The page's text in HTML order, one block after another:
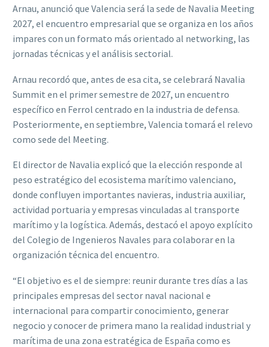
Arnau, anunció que Valencia será la sede de Navalia Meeting
2027, el encuentro empresarial que se organiza en los años
impares con un formato más orientado al networking, las
jornadas técnicas y el análisis sectorial.
Arnau recordó que, antes de esa cita, se celebrará Navalia
Summit en el primer semestre de 2027, un encuentro
específico en Ferrol centrado en la industria de defensa.
Posteriormente, en septiembre, Valencia tomará el relevo
como sede del Meeting.
El director de Navalia explicó que la elección responde al
peso estratégico del ecosistema marítimo valenciano,
donde confluyen importantes navieras, industria auxiliar,
actividad portuaria y empresas vinculadas al transporte
marítimo y la logística. Además, destacó el apoyo explícito
del Colegio de Ingenieros Navales para colaborar en la
organización técnica del encuentro.
“El objetivo es el de siempre: reunir durante tres días a las
principales empresas del sector naval nacional e
internacional para compartir conocimiento, generar
negocio y conocer de primera mano la realidad industrial y
marítima de una zona estratégica de España como es